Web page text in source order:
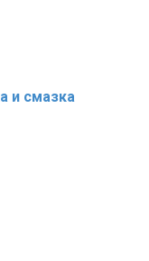
и смазка